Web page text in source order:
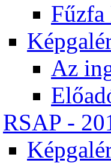
Fűz­fa
Az
RSAP -